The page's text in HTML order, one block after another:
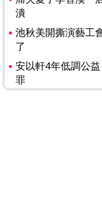
潰
池秋美開撕演藝
了
安以軒4年低調公
罪